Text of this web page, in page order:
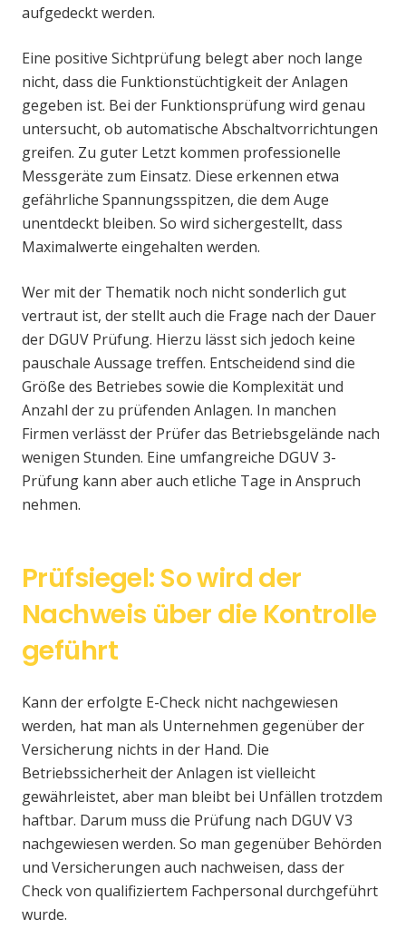
aufgedeckt werden.
Eine positive Sichtprüfung belegt aber noch lange
nicht, dass die Funktionstüchtigkeit der Anlagen
gegeben ist. Bei der Funktionsprüfung wird genau
untersucht, ob automatische Abschaltvorrichtungen
greifen. Zu guter Letzt kommen professionelle
Messgeräte zum Einsatz. Diese erkennen etwa
gefährliche Spannungsspitzen, die dem Auge
unentdeckt bleiben. So wird sichergestellt, dass
Maximalwerte eingehalten werden.
Wer mit der Thematik noch nicht sonderlich gut
vertraut ist, der stellt auch die Frage nach der Dauer
der DGUV Prüfung. Hierzu lässt sich jedoch keine
pauschale Aussage treffen. Entscheidend sind die
Größe des Betriebes sowie die Komplexität und
Anzahl der zu prüfenden Anlagen. In manchen
Firmen verlässt der Prüfer das Betriebsgelände nach
wenigen Stunden. Eine umfangreiche DGUV 3-
Prüfung kann aber auch etliche Tage in Anspruch
nehmen.
Prüfsiegel: So wird der
Nachweis über die Kontrolle
geführt
Kann der erfolgte E-Check nicht nachgewiesen
werden, hat man als Unternehmen gegenüber der
Versicherung nichts in der Hand. Die
Betriebssicherheit der Anlagen ist vielleicht
gewährleistet, aber man bleibt bei Unfällen trotzdem
haftbar. Darum muss die Prüfung nach DGUV V3
nachgewiesen werden. So man gegenüber Behörden
und Versicherungen auch nachweisen, dass der
Check von qualifiziertem Fachpersonal durchgeführt
wurde.